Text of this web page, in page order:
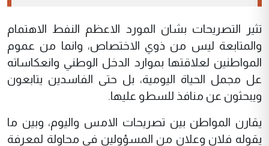
تثير التصريحات بشان المورد الاعظم النفط الاهتمام
والمتابعة ليس من ذوي الاختصاص، وانما من عموم
المواطنين لعلاقتها بموارد الدخل الوطني وانعكاساته
عل مجمل الحياة اليومية، بل حتى الفاسدين يتابعون
ويبحثون عن منافذ للسطو عليها.
يقارن المواطن بين تصريحات الامس واليوم، وبين ما
يقوله فلان وعلان من المسؤولين في محاولة لمعرفة